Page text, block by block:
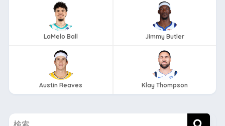
LaMelo Ball Jimmy Butler
Austin Reaves Klay Thompson